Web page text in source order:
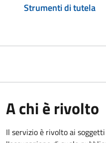
Strumenti di tutela
A chi è rivolto
Il servizio è rivolto ai